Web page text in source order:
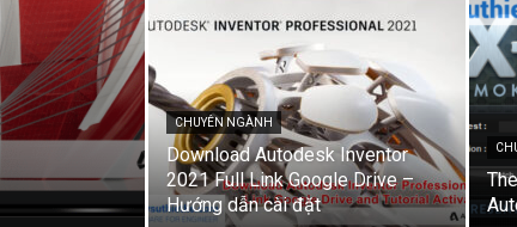
CHUYÊN NGÀNH
Download Autodesk Inventor
2021 Full Link Google Drive –
Hướng dẫn cài đặt